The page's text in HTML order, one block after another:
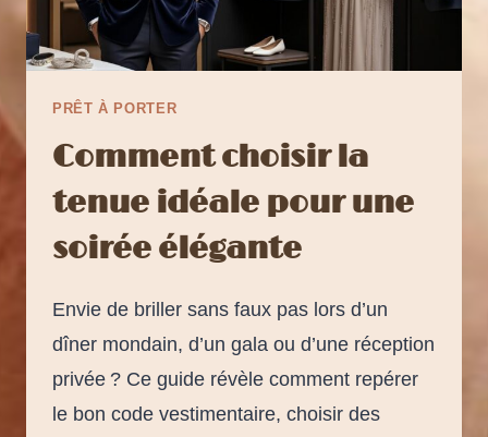
PRÊT À PORTER
Comment choisir la
tenue idéale pour une
soirée élégante
Envie de briller sans faux pas lors d’un
dîner mondain, d’un gala ou d’une réception
privée ? Ce guide révèle comment repérer
le bon code vestimentaire, choisir des